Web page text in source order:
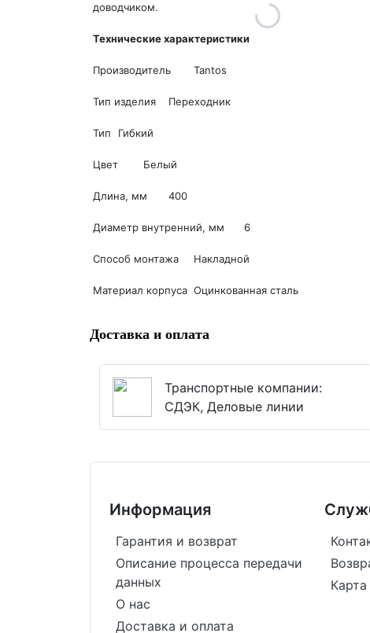
доводчиком.
Технические характеристики
Производитель Tantos
Тип изделия Переходник
Тип Гибкий
Цвет Белый
Длина, мм 400
Диаметр внутренний, мм 6
Способ монтажа Накладной
Материал корпуса Оцинкованная сталь
Доставка и оплата
Транспортные компании:
СДЭК, Деловые линии
Информация
Гарантия и возврат
Описание процесса передачи
данных
О нас
Доставка и оплата
Карта